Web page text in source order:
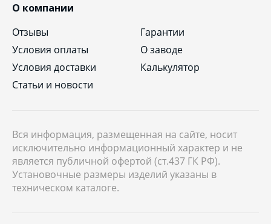
О компании
Отзывы
Гарантии
Условия оплаты
О заводе
Условия доставки
Калькулятор
Статьи и новости
Вся информация, размещенная на сайте, носит
исключительно информационный характер и не
является публичной офертой (ст.437 ГК РФ).
Установочные размеры изделий указаны в
техническом каталоге.